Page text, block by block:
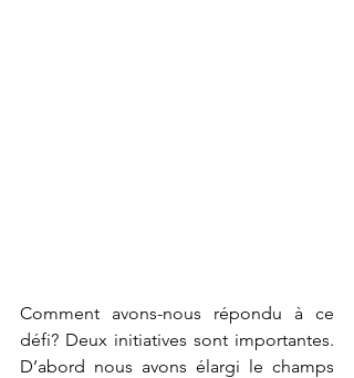
Comment avons-nous répondu à ce
défi? Deux initiatives sont importantes.
D’abord nous avons élargi le champs